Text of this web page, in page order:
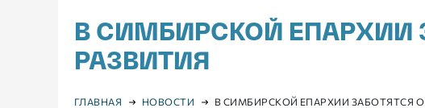
В СИМБИРСКОЙ ЕПАРХИИ
РАЗВИТИЯ
ГЛАВНАЯ НОВОСТИ В СИМБИРСКОЙ ЕПАРХИИ ЗАБОТЯТСЯ